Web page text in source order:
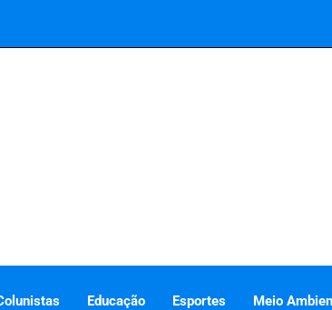
Educação Esportes Meio